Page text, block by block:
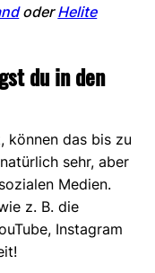
oderHelite
du in den
können das bis zu
sehr, aber
Medien.
z. B. die
Instagram